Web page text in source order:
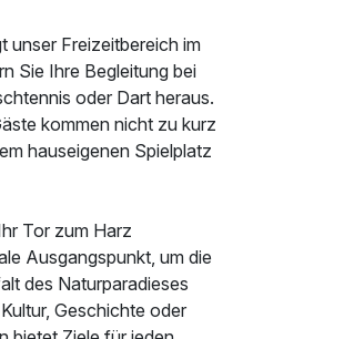
unser Freizeitbereich im
Sie Ihre Begleitung bei
oder Dart heraus.
kommen nicht zu kurz
hauseigenen Spielplatz
Tor zum Harz
Ausgangspunkt, um die
des Naturparadieses
Geschichte oder